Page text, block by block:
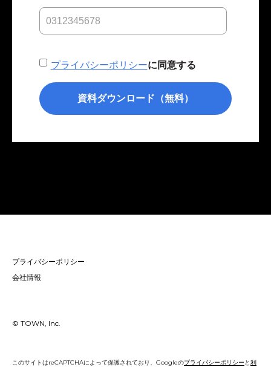
プライバシーポリシーに同意する
プライバシーポリシー
会社情報
© TOWN, Inc.
このサイトはreCAPTCHAによって保護されており、Googleのプライバシーポリシーと利